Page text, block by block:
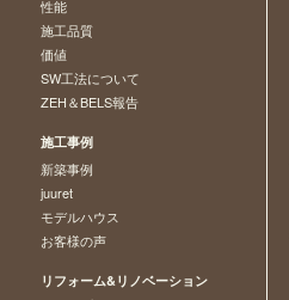
性能
施工品質
価値
SW工法について
ZEH＆BELS報告
施工事例
新築事例
juuret
モデルハウス
お客様の声
リフォーム&リノベーション